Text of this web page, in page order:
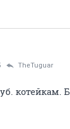
OlikANDpets
новенькая
затем